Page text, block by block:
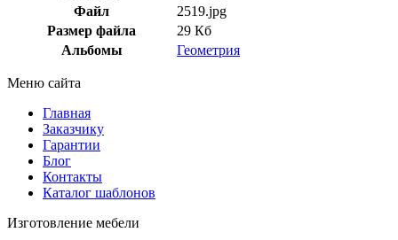
Файл
2519.jpg
Размер файла
29 Кб
Альбомы
Геометрия
Меню сайта
Главная
Заказчику
Гарантии
Блог
Контакты
Каталог шаблонов
Изготовление мебели